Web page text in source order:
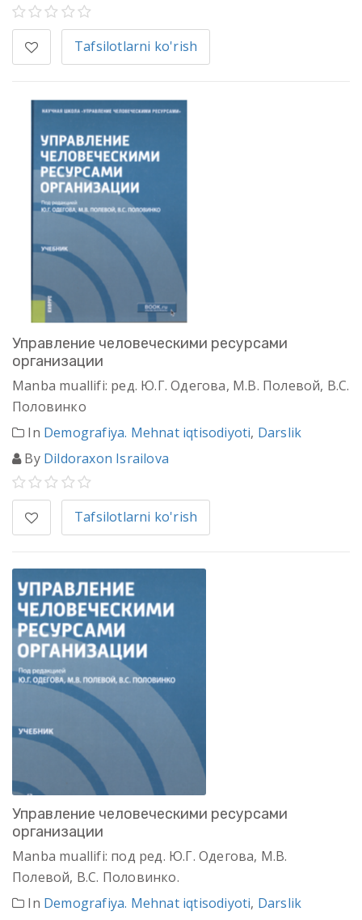
Tafsilotlarni ko'rish
Управление человеческими ресурсами
организации
Manba muallifi: ред. Ю.Г. Одегова, М.В. Полевой, B.C.
Половинко
In Demografiya. Mehnat iqtisodiyoti, Darslik
By Dildoraxon Israilova
Tafsilotlarni ko'rish
Управление человеческими ресурсами
организации
Manba muallifi: под ред. Ю.Г. Одегова, М.В.
Полевой, B.C. Половинко.
In Demografiya. Mehnat iqtisodiyoti, Darslik